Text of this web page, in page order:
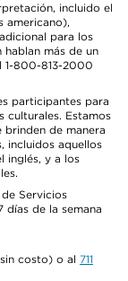
incluido el
americano),
para los
más de un
1-800-813-2000
participantes para
culturales. Estamos
de manera
incluidos aquellos
inglés, y a los
Servicios
días de la semana
costo) o al 711